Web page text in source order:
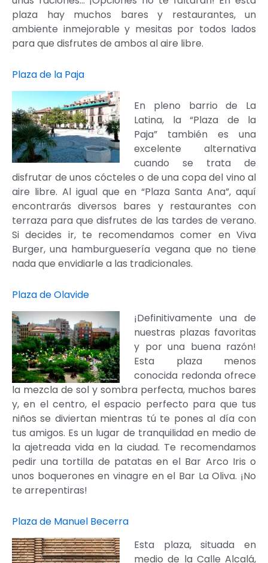
plaza hay muchos bares y restaurantes, un
ambiente inmejorable y mesitas por todos lados
para que disfrutes de ambos al aire libre.
Plaza de la Paja
En pleno barrio de La
Latina, la “Plaza de la
Paja” también es una
excelente alternativa
cuando se trata de
disfrutar de unos cócteles o de una copa del vino al
aire libre. Al igual que en “Plaza Santa Ana”, aquí
encontrarás diversos bares y restaurantes con
terraza para que disfrutes de las tardes de verano.
Si decides ir, te recomendamos comer en Viva
Burger, una hamburguesería vegana que no tiene
nada que envidiarle a las tradicionales.
Plaza de Olavide
¡Definitivamente una de
nuestras plazas favoritas
y por una buena razón!
Esta plaza menos
conocida redonda ofrece
la mezcla de sol y sombra perfecta, muchos bares
y, en el centro, el espacio perfecto para que tus
niños se diviertan mientras tú te pones al día con
tus amigos. Es un lugar de tranquilidad en medio de
la ajetreada vida en la ciudad. Te recomendamos
pedir una tortilla de patatas en el Bar Arco Iris o
unos boquerones en vinagre en el Bar La Oliva. ¡No
te arrepentiras!
Plaza de Manuel Becerra
Esta plaza, situada en
medio de la Calle Alcalá,